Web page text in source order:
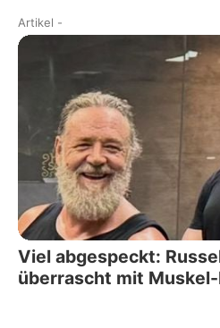
Artikel -
Viel abgespeckt:
überrascht mit